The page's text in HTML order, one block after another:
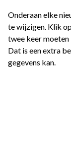
Onderaan elke
te wijzigen. Klik
twee keer
Dat is een extra
gegevens kan.